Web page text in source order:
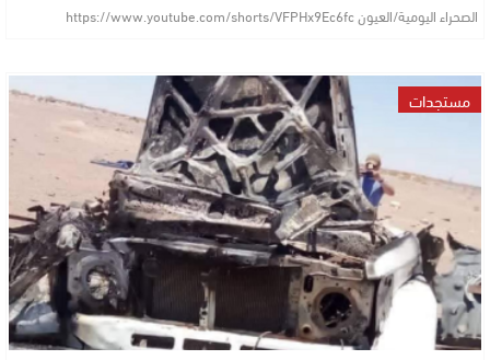
الصحراء اليومية/العيون https://www.youtube.com/shorts/VFPHx9Ec6fc
مستجدات